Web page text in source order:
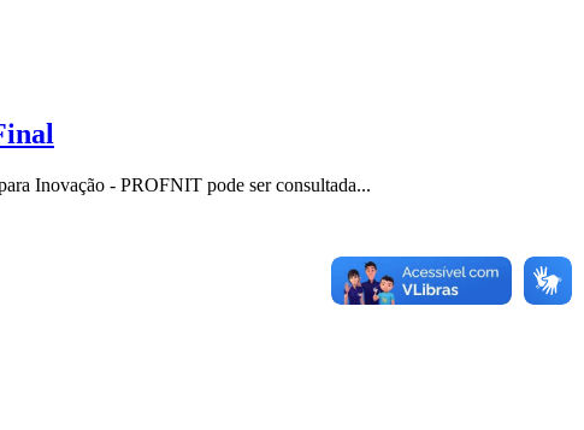
Inovação - PROFNIT pode ser consultada...